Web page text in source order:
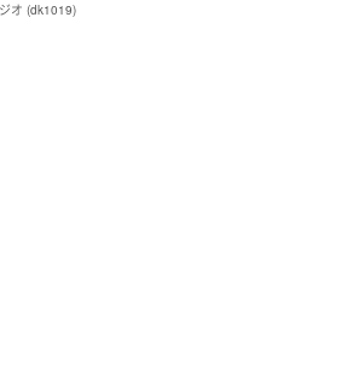
オ (dk1019)